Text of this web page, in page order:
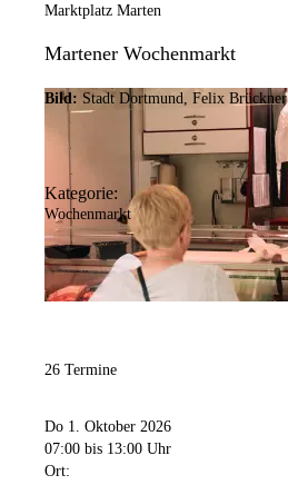
Marktplatz Marten
Martener Wochenmarkt
Bild: Stadt Dortmund, Felix Brückner
Kategorie:
Wochenmarkt
26 Termine
Do 1. Oktober 2026
07:00 bis 13:00 Uhr
Ort: